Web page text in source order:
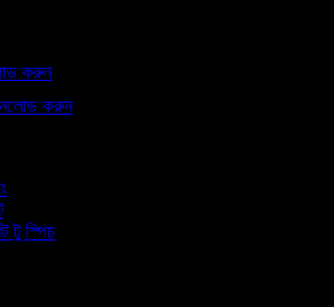
করুন
করুন
টু স্পিচ